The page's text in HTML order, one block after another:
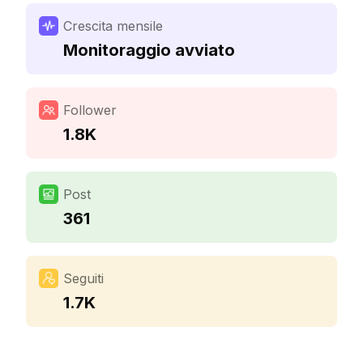
Crescita mensile
Monitoraggio avviato
Follower
1.8K
Post
361
Seguiti
1.7K